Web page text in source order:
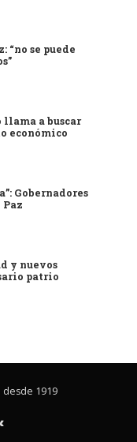
“no se puede
llama a buscar
económico
Gobernadores
Paz
y nuevos
patrio
1919